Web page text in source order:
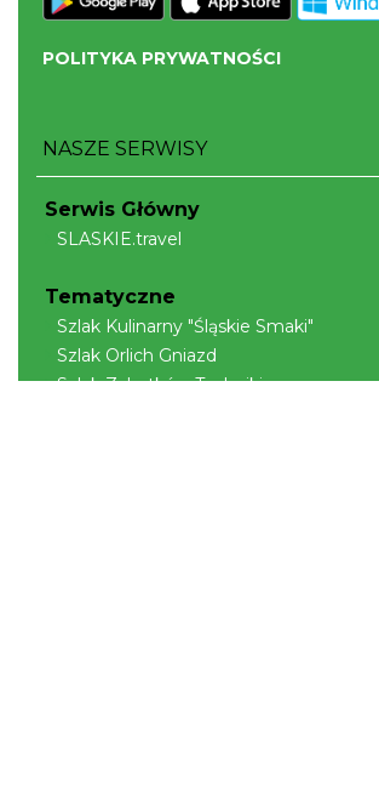
POLITYKA PRYWATNOŚCI
NASZE SERWISY
Serwis Główny
SLASKIE.travel
Tematyczne
Szlak Kulinarny "Śląskie Smaki"
Szlak Orlich Gniazd
Szlak Zabytków Techniki